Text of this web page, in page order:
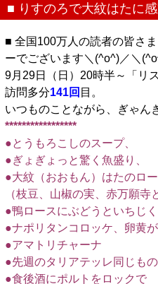
■ りすのろで大紋はたに
■ 全国100万人の読者の皆さ
ーでございます＼(^o^)／＼
9月29日（日）20時半～「リ
訪問多分141回 目。
いつものことながら、ぎゃん
*****************
●とうもろこしのスープ、
●ぎょぎょっと驚く魚盛り、
●大紋（おおもん）はたのロー
（枝豆、山椒の実、赤万願寺
●鴨ロースにぶどうといちじく
●ナポリタンコロッケ、卵黄が
●アマトリチャーナ
●先週のタリアテッレ同じも
●食後酒にポルトをロックで